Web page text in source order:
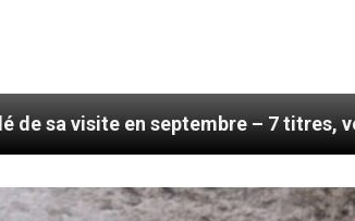
– 7 titres, vendredi 7 août 2026